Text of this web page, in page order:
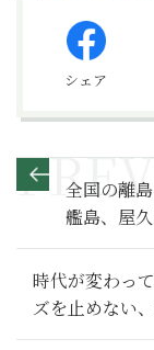
シェア
全国の離
艦島、屋
時代が変わっ
ズを止めない
直樹の音盤ナ